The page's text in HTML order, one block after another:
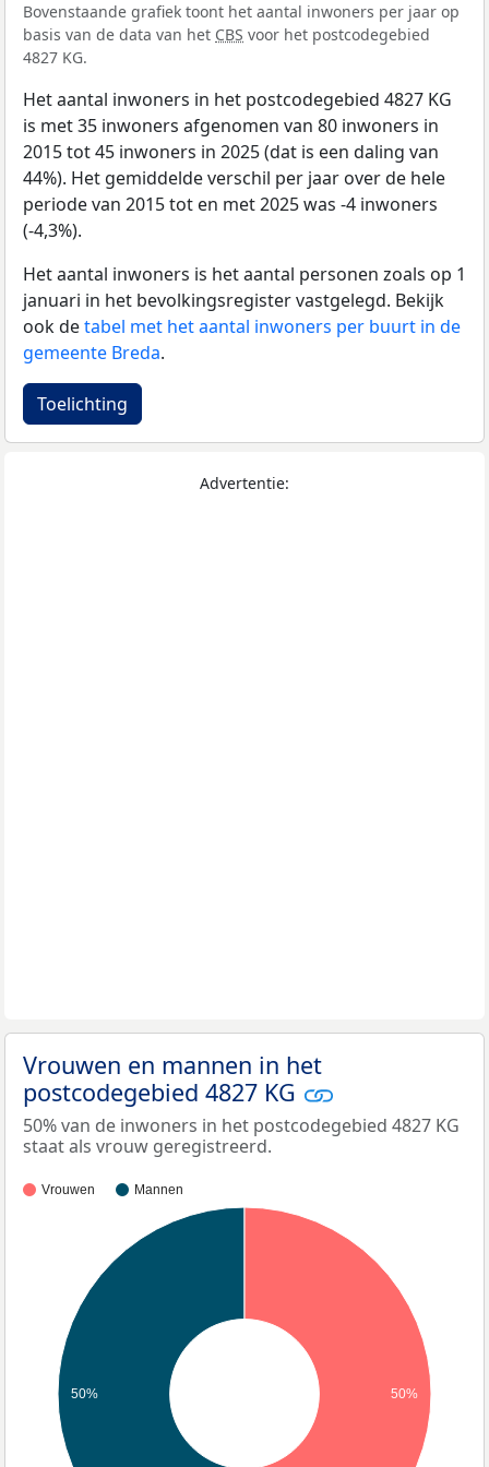
Bovenstaande grafiek toont het aantal inwoners per jaar op
basis van de data van het CBS voor het postcodegebied
4827 KG.
Het aantal inwoners in het postcodegebied 4827 KG
is met 35 inwoners afgenomen van 80 inwoners in
2015 tot 45 inwoners in 2025 (dat is een daling van
44%). Het gemiddelde verschil per jaar over de hele
periode van 2015 tot en met 2025 was -4 inwoners
(-4,3%).
Het aantal inwoners is het aantal personen zoals op 1
januari in het bevolkingsregister vastgelegd. Bekijk
ook detabel met het aantal inwoners per buurt in de
gemeente Breda.
Toelichting
Advertentie:
Vrouwen en mannen in het
postcodegebied 4827 KG
50% van de inwoners in het postcodegebied 4827 KG
staat als vrouw geregistreerd.
Vrouwen Mannen
50% 50%